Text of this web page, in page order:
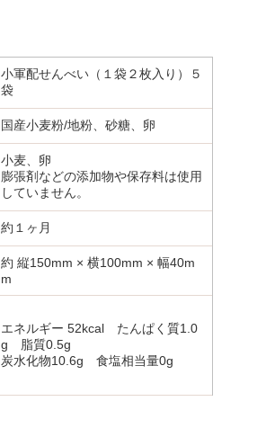
小軍配せんべい（１袋２枚入り）５
袋
国産小麦粉/地粉、砂糖、卵
小麦、卵
膨張剤などの添加物や保存料は使用
していません。
約１ヶ月
約 縦150mm × 横100mm × 幅40m
m
エネルギー 52kcal たんぱく質1.0
g 脂質0.5g
炭水化物10.6g 食塩相当量0g